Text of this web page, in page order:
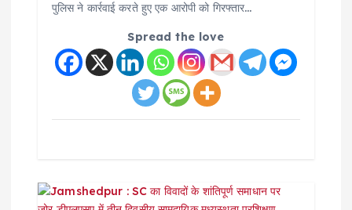
पुलिस ने कार्रवाई करते हुए एक आरोपी को गिरफ्तार…
Spread the love